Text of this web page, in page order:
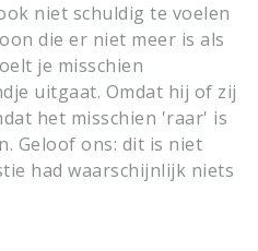
niet schuldig te voelen
die er niet meer is als
je misschien
uitgaat. Omdat hij of zij
het misschien 'raar' is
Geloof ons: dit is niet
had waarschijnlijk niets